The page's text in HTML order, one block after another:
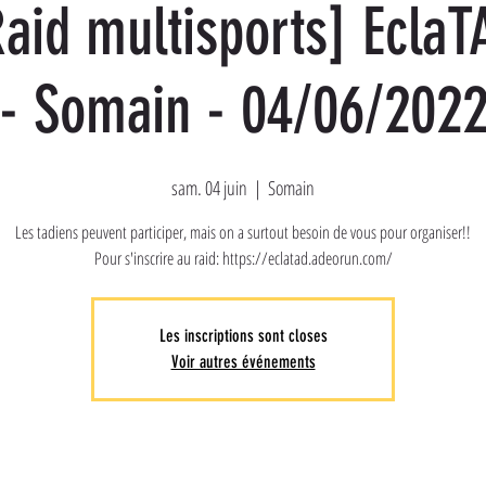
multisports]
Somain - 04/06/
sam. 04 juin
  |
Somain
Les tadiens peuvent participer, mais on a surtout besoin de vous pour organiser!!
Pour s'inscrire au raid: https://eclatad.adeorun.com/
Les inscriptions sont closes
Voir autres événements